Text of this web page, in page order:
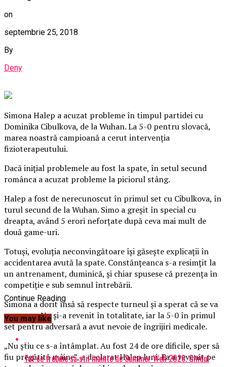
on
septembrie 25, 2018
By
Deny
Simona Halep a acuzat probleme în timpul partidei cu
Dominika Cibulkova, de la Wuhan. La 5-0 pentru slovacă,
marea noastră campioană a cerut intervenţia
fizioterapeutului.
Dacă iniţial problemele au fost la spate, în setul secund
românca a acuzat probleme la piciorul stâng.
Halep a fost de nerecunoscut în primul set cu Cibulkova, în
turul secund de la Wuhan. Simo a greşit în special cu
dreapta, având 5 erori neforţate după ceva mai mult de
două game-uri.
Totuşi, evoluţia neconvingătoare îşi găseşte explicaţii în
accidentarea avută la spate. Constănţeanca s-a resimţit la
un antrenament, duminică, şi chiar spusese că prezenţa în
competiţie e sub semnul întrebării.
Simona a dorit însă să respecte turneul şi a sperat că se va
recupera. Nu şi-a revenit în totalitate, iar la 5-0 în primul
set pentru adversară a avut nevoie de îngrijiri medicale.
„Nu ştiu ce s-a întâmplat. Au fost 24 de ore dificile, sper să
fiu pregătită mâine”, a declarat Halep luni. Ea a revenit pe
Continue Reading
You may like
Tot ce trebuie sa stii inainte de Summer Well 2026. Ghidul